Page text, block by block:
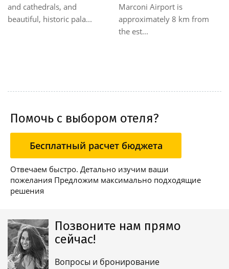
and cathedrals, and
beautiful, historic pala...
Marconi Airport is
approximately 8 km from
the est...
Помочь с выбором отеля?
Бесплатный расчет бюджета
Отвечаем быстро. Детально изучим ваши
пожелания Предложим максимально подходящие
решения
Позвоните нам прямо
сейчас!
Вопросы и бронирование